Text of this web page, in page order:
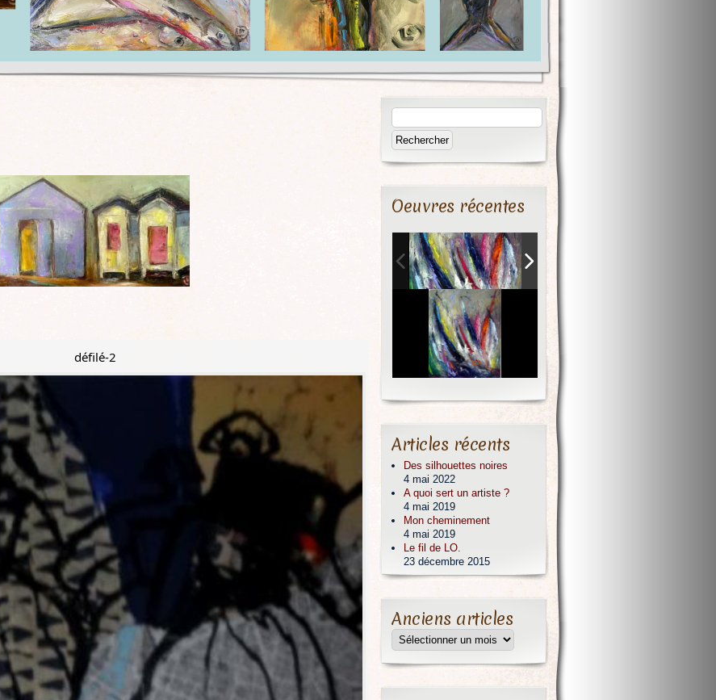
défilé-2
Oeuvres récentes
Articles récents
Des silhouettes noires
4 mai 2022
A quoi sert un artiste ?
4 mai 2019
Mon cheminement
4 mai 2019
Le fil de LO.
23 décembre 2015
Anciens articles